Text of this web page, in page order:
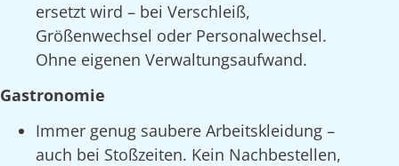
ersetzt wird – bei Verschleiß,
Größenwechsel oder Personalwechsel.
Ohne eigenen Verwaltungsaufwand.
Gastronomie
Immer genug saubere Arbeitskleidung –
auch bei Stoßzeiten. Kein Nachbestellen,